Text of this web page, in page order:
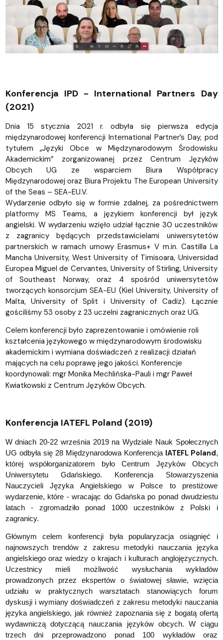
Konferencja IPD - International Partners Day
(2021)
Dnia 15 stycznia 2021 r. odbyła się pierwsza edycja
międzynarodowej konferencji International Partner’s Day, pod
tytułem „Języki Obce w Międzynarodowym Środowisku
Akademickim” zorganizowanej przez Centrum Języków
Obcych UG ze wsparciem Biura Współpracy
Międzynarodowej oraz Biura Projektu The European University
of the Seas – SEA-EU.V.
Wydarzenie odbyło się w formie zdalnej, za pośrednictwem
platformy MS Teams, a językiem konferencji był język
angielski. W wydarzeniu wzięło udział łącznie 30 uczestników
z zagranicy będących przedstawicielami uniwersytetów
partnerskich w ramach umowy Erasmus+ V m.in. Castilla La
Mancha University, West University of Timisoara, Universidad
Europea Miguel de Cervantes, University of Stirling, University
of Southeast Norway, oraz 4 spośród uniwersytetów
tworzących konsorcjum SEA-EU (Kiel University, University of
Malta, University of Split i University of Cadiz). Łącznie
gościliśmy 53 osoby z 23 uczelni zagranicznych oraz UG.
Celem konferencji było zaprezentowanie i omówienie roli
kształcenia językowego w międzynarodowym środowisku
akademickim i wymiana doświadczeń z realizacji działań
mających na celu poprawę jego jakości. Konferencje
koordynowali: mgr Monika Mechlińska-Pauli i mgr Paweł
Kwiatkowski z Centrum Języków Obcych.
Konferencja IATEFL Poland (2019)
W dniach 20-22 września 2019 na Wydziale Nauk Społecznych
UG odbyła się 28 Międzynarodowa Konferencja IATEFL Poland,
której współorganizatorem było Centrum Języków Obcych
Uniwersytetu Gdańskiego. Konferencja Stowarzyszenia
Nauczycieli Języka Angielskiego w Polsce to prestiżowe
wydarzenie, które - wracając do Gdańska po ponad dwudziestu
latach - zgromadziło ponad 1000 uczestników z Polski i
zagranicy.
Głównym celem konferencji była popularyzacja osiągnięć i
najnowszych trendów z zakresu metodyki nauczania języka
angielskiego oraz wiedzy o krajach i kulturach anglojęzycznych.
Uczestnicy mieli możliwość wysłuchania wykładów
prowadzonych przez ekspertów o światowej sławie, wzięcia
udziału w praktycznych warsztatach stanowiących forum
dyskusji i wymiany doświadczeń z zakresu metodyki nauczania
języka angielskiego, jak również zapoznania się z bogatą ofertą
wydawniczą dotyczącą nauczania języków obcych. W ciągu
trzech dni przeprowadzono ponad 100 wykładów oraz